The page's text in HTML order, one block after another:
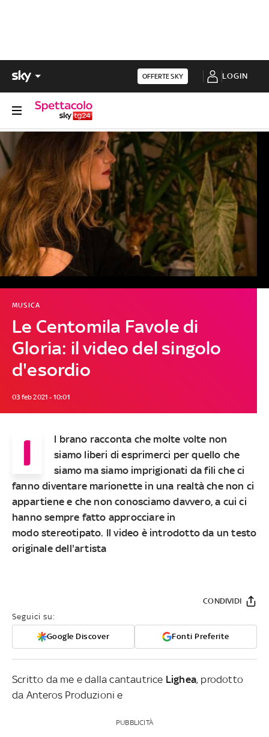
OFFERTE SKY LOGIN
Le Centomila Favole di
Gloria: il video del singolo
d'esordio
MUSICA
03 feb 2021 - 10:01
I
l brano racconta che molte volte non
siamo liberi di esprimerci per quello che
siamo ma siamo imprigionati da fili che ci
fanno diventare marionette in una realtà che non ci
appartiene e che non conosciamo davvero, a cui ci
hanno sempre fatto approcciare in
modo stereotipato. Il video è introdotto da un testo
originale dell'artista
Seguici su:
Google Discover Fonti Preferite
CONDIVIDI
Scritto da me e dalla cantautrice Lighea, prodotto
da Anteros Produzioni e
PUBBLICITÀ